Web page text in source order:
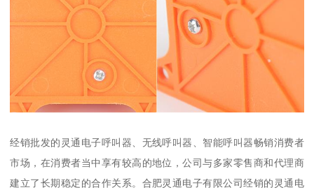
经销批发的灵通电子呼叫器、无线呼叫器、智能呼叫器畅销消费者
市场，在消费者当中享有较高的地位，公司与多家零售商和代理商
建立了长期稳定的合作关系。合肥灵通电子有限公司经销的灵通电